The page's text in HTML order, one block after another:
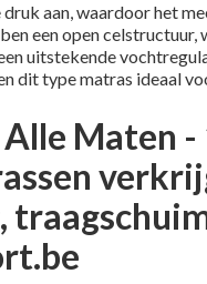
druk aan, waardoor het
een open
uitstekende
dit type matras ideaal
Maten